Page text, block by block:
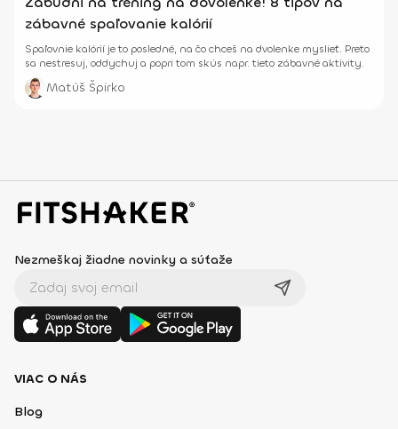
zábavné spaľovanie kalórií
Spaľovnie kalórií je to posledné, na čo chceš na dvolenke myslieť. Preto
sa nestresuj, oddychuj a popri tom skús napr. tieto zábavné aktivity.
Matúš Špirko
Nezmeškaj žiadne novinky a súťaže
VIAC O NÁS
Blog